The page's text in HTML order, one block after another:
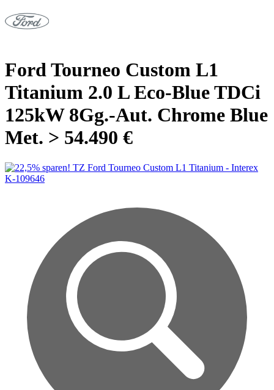
Ford Tourneo Custom L1
Titanium 2.0 L Eco-Blue TDCi
125kW 8Gg.-Aut. Chrome Blue
Met. > 54.490 €